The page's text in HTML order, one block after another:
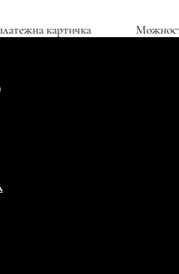
со платежна картичка